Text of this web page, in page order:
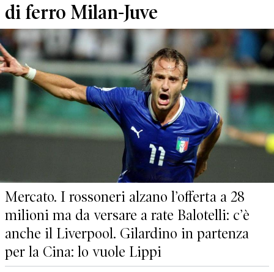
di ferro Milan-Juve
Mercato. I rossoneri alzano l’offerta a 28
milioni ma da versare a rate Balotelli: c’è
anche il Liverpool. Gilardino in partenza
per la Cina: lo vuole Lippi